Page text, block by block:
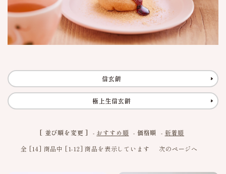
信玄餅
季節の特集
詰め合わせギフト
よみもの
特定商取引法に基づく表記
信玄餅
極上生信玄餅
[ 並び順を変更 ] - おすすめ順 - 価格順 - 新着順
全 [14] 商品中 [1-12] 商品を表示しています
次のページへ